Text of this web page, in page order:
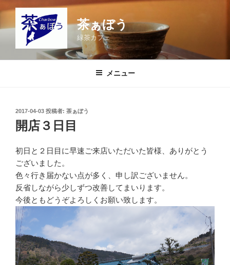
テ
茶ぁぼう
緑茶カフェ
メニュー
投
稿
日:
2017-04-03 投稿者: 茶ぁぼう
開店３日目
初日と２日目に早速ご来店いただいた皆様、ありがとう
ございました。
色々行き届かない点が多く、申し訳ございません。
反省しながら少しずつ改善してまいります。
今後ともどうぞよろしくお願い致します。